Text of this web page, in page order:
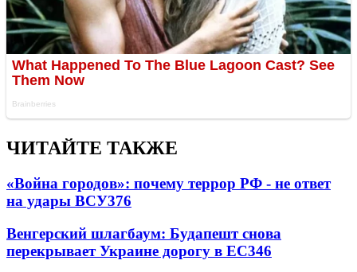
ЧИТАЙТЕ ТАКЖЕ
«Война городов»: почему террор РФ - не ответ
на удары ВСУ376
Венгерский шлагбаум: Будапешт снова
перекрывает Украине дорогу в ЕС346